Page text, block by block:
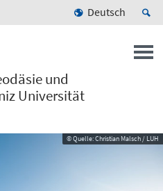
Deutsch
und
Universität
© Quelle: Christian Malsch / LUH